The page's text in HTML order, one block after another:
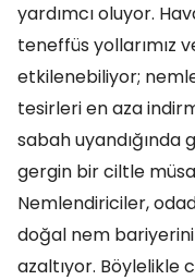
yardımcı oluyor.
teneffüs yollarımız
etkilenebiliyor;
tesirleri en aza
sabah uyandığında
gergin bir ciltle
Nemlendiriciler,
doğal nem bariyerini
azaltıyor. Böylelikle